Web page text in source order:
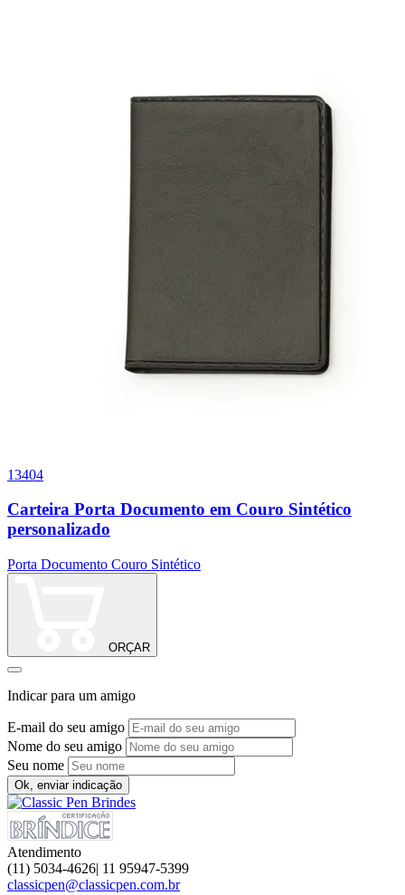
13404
Carteira Porta Documento em Couro Sintético
personalizado
Porta Documento Couro Sintético
ORÇAR
Indicar para um amigo
E-mail do seu amigo
Nome do seu amigo
Seu nome
Ok, enviar indicação
Atendimento
(11) 5034-4626| 11 95947-5399
classicpen@classicpen.com.br